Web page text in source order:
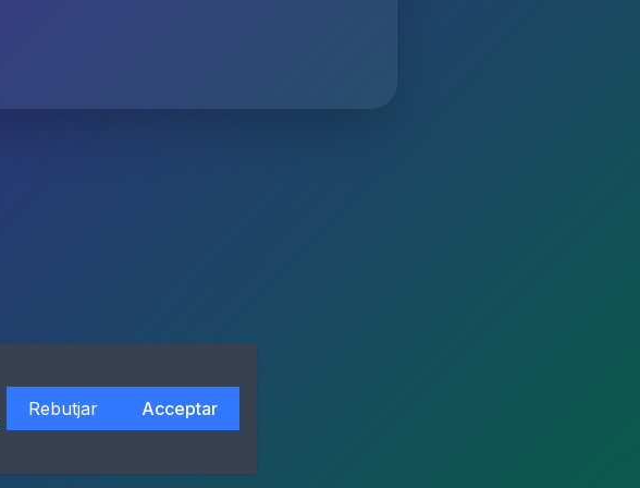
Rebutjar Acceptar